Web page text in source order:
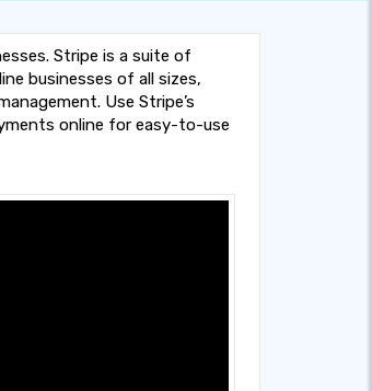
Stripe is a suite of
businesses of all sizes,
Use Stripe’s
online for easy-to-use